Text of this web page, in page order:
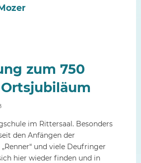
zum 750
im Rittersaal. Besonders
den Anfängen der
und viele Deufringer
hier wieder finden und in